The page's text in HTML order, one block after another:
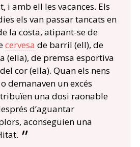
i amb ell les vacances. Els
els van passar tancats en
la costa, atipant-se de
cervesa de barril (ell), de
(ella), de premsa esportiva
cor (ella). Quan els nens
demanaven un excés
una dosi raonable
d’aguantar
aconseguien una